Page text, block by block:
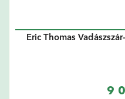
Eric Thomas
9